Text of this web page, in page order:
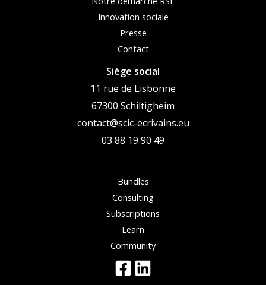
Innovation sociale
Presse
Contact
Siège social
11 rue de Lisbonne
67300 Schiltigheim
contact@scic-ecrivains.eu
03 88 19 90 49
Bundles
Consulting
Subscriptions
Learn
Community